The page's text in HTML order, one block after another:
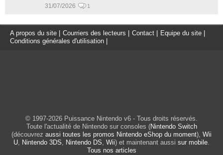
31/07/2026 1
A propos du site Courriers des lecteurs Contact Equipe du site
Conditions générales d'utilisation
© 1997-2026 Puissance Nintendo v6 - Tous droits réservés.
Toute l'actualité de Nintendo sur consoles (Nintendo Switch
(découvrez aussi toutes les promos Nintendo eShop du moment), Wii
U, Nintendo 3DS, Nintendo DS, Wii) et maintenant aussi sur mobile.
Tous nos articles